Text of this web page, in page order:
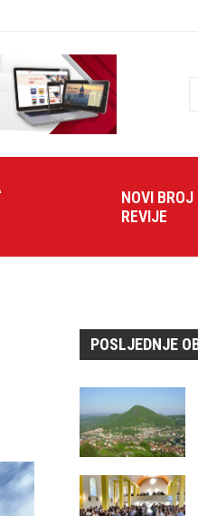
NOVI BROJ
REVIJE
POSLJEDNJE